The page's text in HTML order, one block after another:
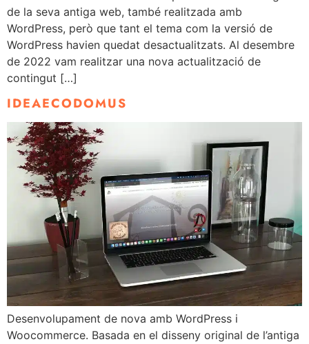
de la seva antiga web, també realitzada amb
WordPress, però que tant el tema com la versió de
WordPress havien quedat desactualitzats. Al desembre
de 2022 vam realitzar una nova actualització de
contingut […]
IDEAECODOMUS
Desenvolupament de nova amb WordPress i
Woocommerce. Basada en el disseny original de l’antiga